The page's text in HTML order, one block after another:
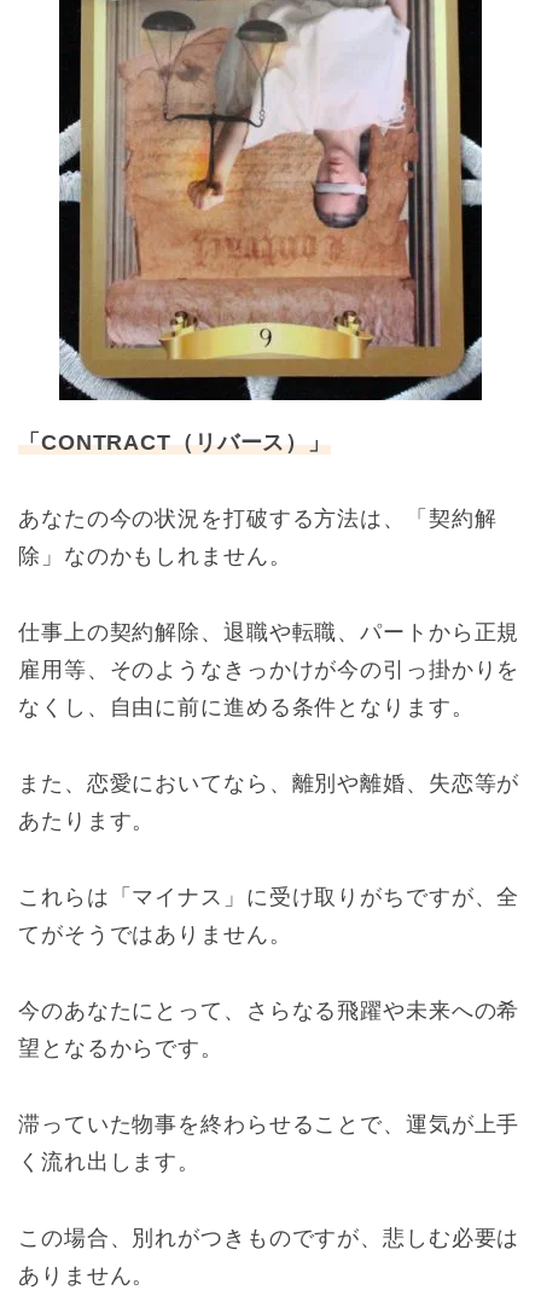
「CONTRACT（リバース）」
あなたの今の状況を打破する方法は、「契約解
除」なのかもしれません。
仕事上の契約解除、退職や転職、パートから正規
雇用等、そのようなきっかけが今の引っ掛かりを
なくし、自由に前に進める条件となります。
また、恋愛においてなら、離別や離婚、失恋等が
あたります。
これらは「マイナス」に受け取りがちですが、全
てがそうではありません。
今のあなたにとって、さらなる飛躍や未来への希
望となるからです。
滞っていた物事を終わらせることで、運気が上手
く流れ出します。
この場合、別れがつきものですが、悲しむ必要は
ありません。